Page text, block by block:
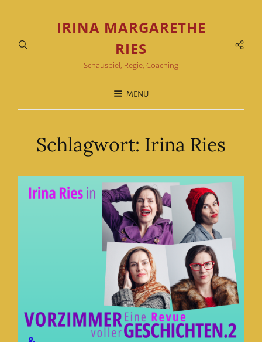
IRINA MARGARETHE
RIES
Schauspiel, Regie, Coaching
MENU
Schlagwort: Irina Ries